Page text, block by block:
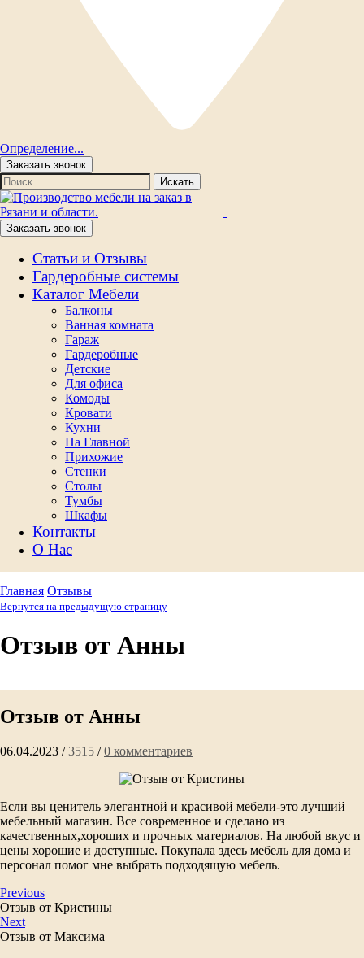
Определение...
Заказать звонок
Искать
Заказать звонок
Статьи и Отзывы
Гардеробные системы
Каталог Мебели
Балконы
Ванная комната
Гараж
Гардеробные
Детские
Для офиса
Комоды
Кровати
Кухни
На Главной
Прихожие
Стенки
Столы
Тумбы
Шкафы
Контакты
О Нас
Главная Отзывы
Вернутся на предыдущую страницу
Отзыв от Анны
Отзыв от Анны
06.04.2023 / 3515 / 0 комментариев
Если вы ценитель элегантной и красивой мебели-это лучший
мебельный магазин. Все современное и сделано из
качественных,хороших и прочных материалов. На любой вкус и
цены хорошие и доступные. Покупала здесь мебель для дома и
персонал помог мне выбрать подходящую мебель.
Previous
Отзыв от Кристины
Next
Отзыв от Максима